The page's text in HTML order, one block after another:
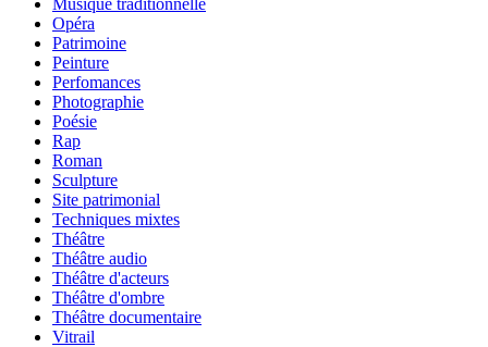
Musique traditionnelle
Opéra
Patrimoine
Peinture
Perfomances
Photographie
Poésie
Rap
Roman
Sculpture
Site patrimonial
Techniques mixtes
Théâtre
Théâtre audio
Théâtre d'acteurs
Théâtre d'ombre
Théâtre documentaire
Vitrail